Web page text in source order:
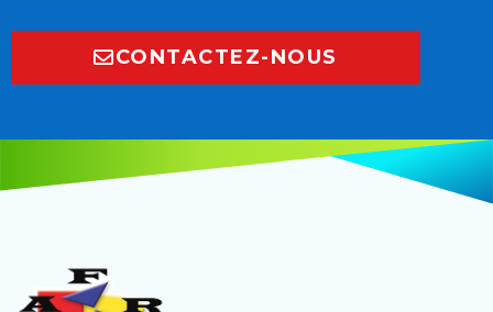
CONTACTEZ-NOUS